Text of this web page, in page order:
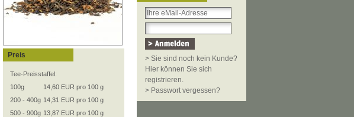
Preis
Tee-Preisstaffel:
100g
14,60 EUR pro 100 g
200 - 400g 14,31 EUR pro 100 g
500 - 900g 13,87 EUR pro 100 g
> Sie sind noch kein Kunde?
Hier können Sie sich
registrieren.
> Passwort vergessen?